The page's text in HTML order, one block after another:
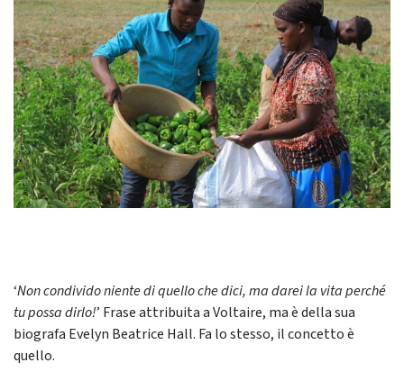
‘Non condivido niente di quello che dici, ma darei la vita perché
tu possa dirlo!’ Frase attribuita a Voltaire, ma è della sua
biografa Evelyn Beatrice Hall. Fa lo stesso, il concetto è
quello.